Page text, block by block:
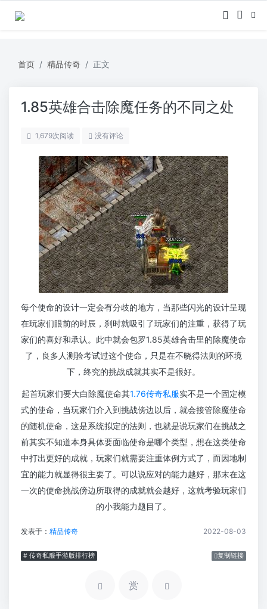
首页 精品传奇 正文
1.85英雄合击除魔任务的不同之处
1,679次阅读 没有评论
每个使命的设计一定会有分歧的地方，当那些闪光的设计呈现
在玩家们眼前的时辰，刹时就吸引了玩家们的注重，获得了玩
家们的喜好和承认。此中就会包罗1.85英雄合击里的除魔使命
了，良多人测验考试过这个使命，只是在不晓得法则的环境
下，终究的挑战成就其实不是很好。
起首玩家们要大白除魔使命其1.76传奇私服实不是一个固定模
式的使命，当玩家们介入到挑战傍边以后，就会接管除魔使命
的随机使命，这是系统拟定的法则，也就是说玩家们在挑战之
前其实不知道本身具体要面临使命是哪个类型，想在这类使命
中打出更好的成就，玩家们就需要注重体例方式了，而因地制
宜的能力就显得很主要了。可以说应对的能力越好，那末在这
一次的使命挑战傍边所取得的成就就会越好，这就考验玩家们
的小我能力题目了。
发表于： 精品传奇 2022-08-03
# 传奇私服手游版排行榜 复制链接
赏